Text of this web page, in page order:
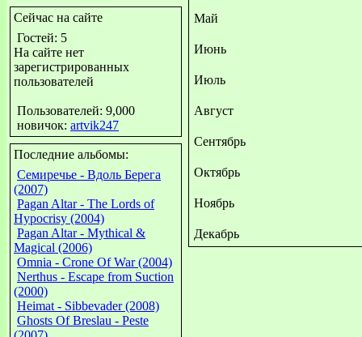
Сейчас на сайте
Гостей: 5
На сайте нет
зарегистрированных
пользователей
Пользователей: 9,000
новичок: artvik247
Последние альбомы:
Семиречье - Вдоль Берега
(2007)
Pagan Altar - The Lords of
Hypocrisy (2004)
Pagan Altar - Mythical &
Magical (2006)
Omnia - Crone Of War (2004)
Nerthus - Escape from Suction
(2000)
Heimat - Sibbevader (2008)
Ghosts Of Breslau - Peste
Май
Июнь
Июль
Август
Сентябрь
Октябрь
Ноябрь
Декабрь